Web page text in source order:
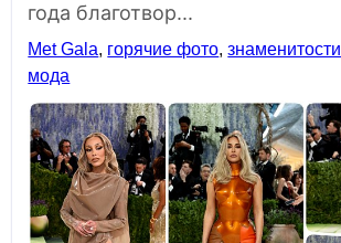
года благотвор...
Met Gala, горячие фото,знаменитости
мода